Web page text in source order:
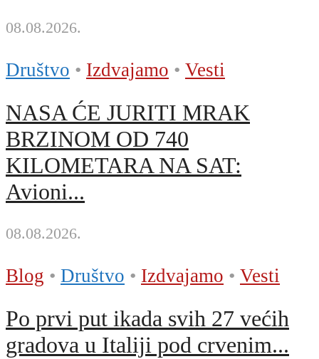
08.08.2026.
Društvo • Izdvajamo • Vesti
NASA ĆE JURITI MRAK
BRZINOM OD 740
KILOMETARA NA SAT:
Avioni...
08.08.2026.
Blog • Društvo • Izdvajamo • Vesti
Po prvi put ikada svih 27 većih
gradova u Italiji pod crvenim...